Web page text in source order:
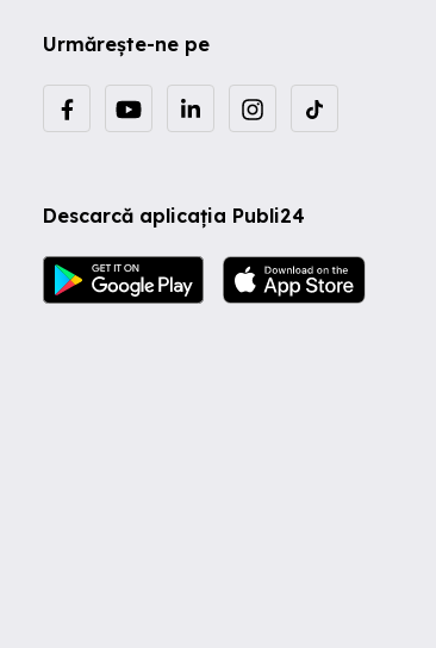
Urmărește-ne pe
Descarcă aplicația Publi24